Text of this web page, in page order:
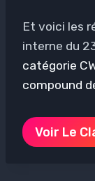
Et voici les
interne du
catégorie
compound
Voir Le